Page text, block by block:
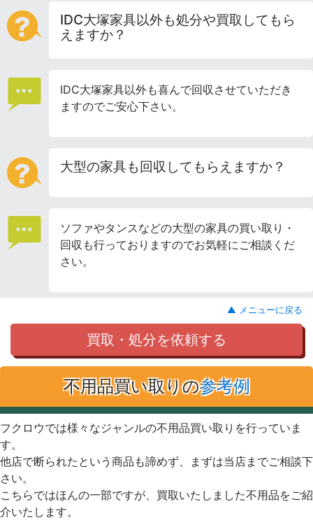
IDC大塚家具以外も処分や買取してもら
えますか？
IDC大塚家具以外も喜んで回収させていただき
ますのでご安心下さい。
大型の家具も回収してもらえますか？
ソファやタンスなどの大型の家具の買い取り・
回収も行っておりますのでお気軽にご相談くだ
さい。
▲ メニューに戻る
買取・処分を依頼する
不用品買い取りの参考例
フクロウでは様々なジャンルの不用品買い取りを行っていま
す。
他店で断られたという商品も諦めず、まずは当店までご相談下
さい。
こちらではほんの一部ですが、買取いたしました不用品をご紹
介いたします。